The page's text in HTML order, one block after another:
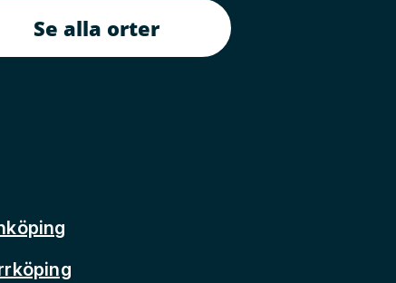
Se alla orter